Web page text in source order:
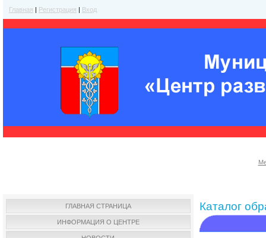
Главная | Регистрация | Вход
ГЛАВНАЯ СТРАНИЦА
ИНФОРМАЦИЯ О ЦЕНТРЕ
Каталог